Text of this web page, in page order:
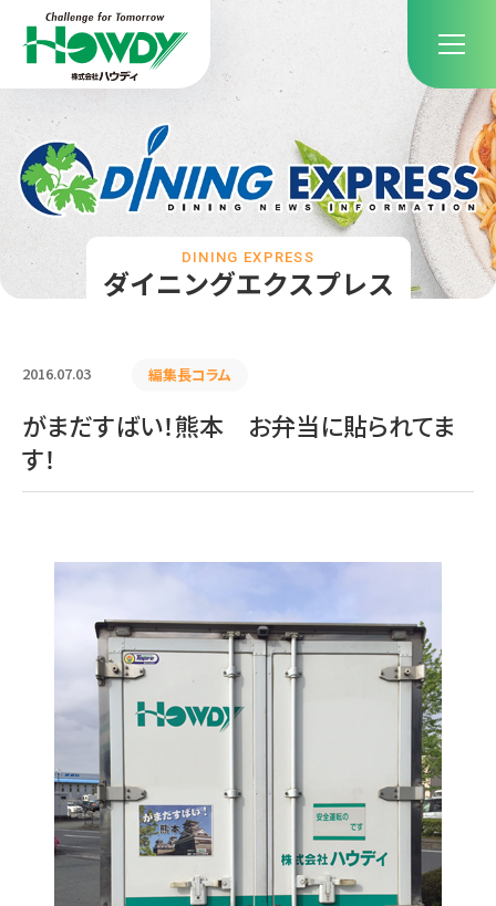
ダイニングエクスプレス
DINING EXPRESS
2016.07.03 編集長コラム
がまだすばい！熊本 お弁当に貼られてま
す！